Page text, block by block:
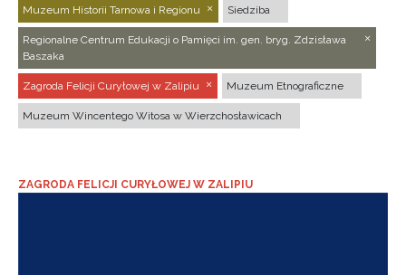
Muzeum Historii Tarnowa i Regionu Siedziba
Regionalne Centrum Edukacji o Pamięci im. gen. bryg. Zdzisława
Baszaka
Zagroda Felicji Curyłowej w Zalipiu Muzeum Etnograficzne
Muzeum Wincentego Witosa w Wierzchosławicach
ZAGRODA FELICJI CURYŁOWEJ W ZALIPIU